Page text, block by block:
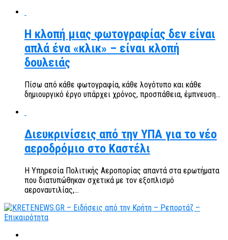
Η κλοπή μιας φωτογραφίας δεν είναι
απλά ένα «κλικ» – είναι κλοπή
δουλειάς
Πίσω από κάθε φωτογραφία, κάθε λογότυπο και κάθε
δημιουργικό έργο υπάρχει χρόνος, προσπάθεια, έμπνευση...
Διευκρινίσεις από την ΥΠΑ για το νέο
αεροδρόμιο στο Καστέλι
Η Υπηρεσία Πολιτικής Αεροπορίας απαντά στα ερωτήματα
που διατυπώθηκαν σχετικά με τον εξοπλισμό
αεροναυτιλίας,...